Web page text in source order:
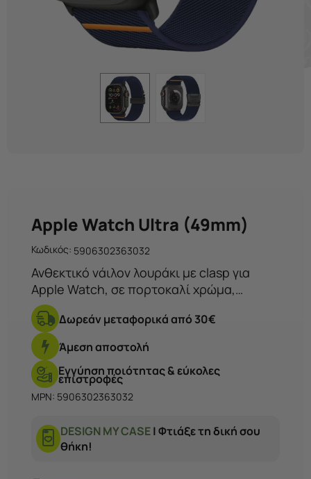
Apple Watch Ultra (49mm)
Κωδικός: 5906302363032
Ανθεκτικό νάιλον λουράκι με clasp για
Apple Watch, σε πορτοκαλί χρώμα,
συμβατό με όλα τα μοντέλα 44-49mm.
Δωρεάν μεταφορικά από 30€
Άμεση αποστολή
Εγγύηση ποιότητας & εύκολες
επιστροφές
MPN: 5906302363032
DESIGN MY CASE| Φτιάξε τη δική σου
θήκη!